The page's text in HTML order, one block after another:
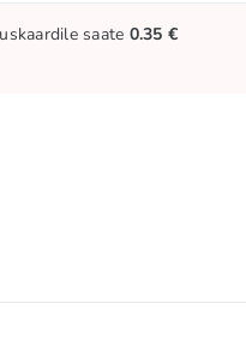
saate 0.35 €